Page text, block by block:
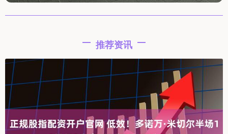
推荐资讯